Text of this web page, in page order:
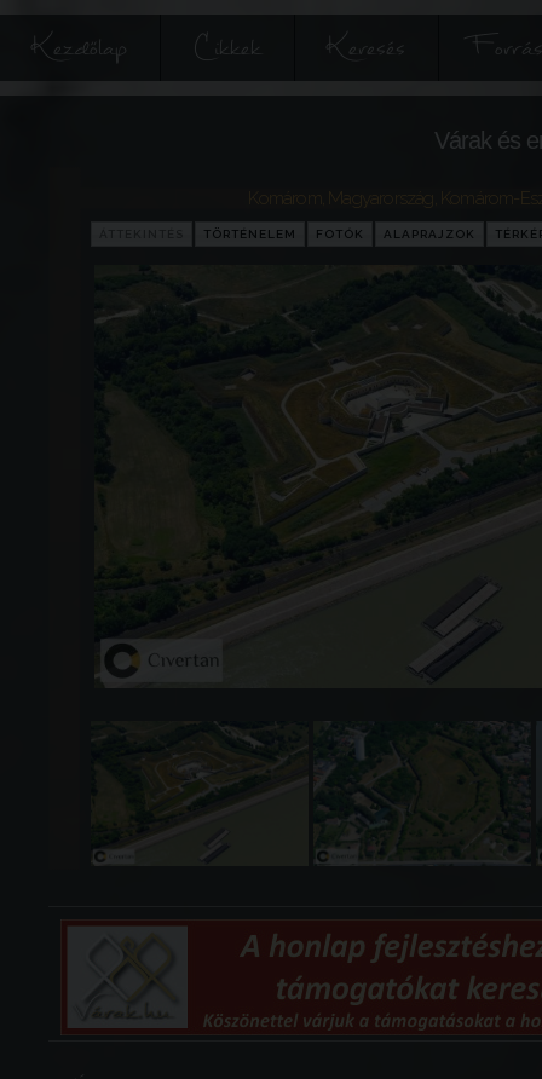
Kezdőlap Cikkek Keresés
Várak és
Komárom Magyarország Komárom-
TÖRTÉNELEM FOTÓK ALAPRAJZOK